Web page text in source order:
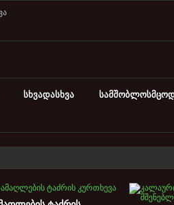
სხვადასხვა